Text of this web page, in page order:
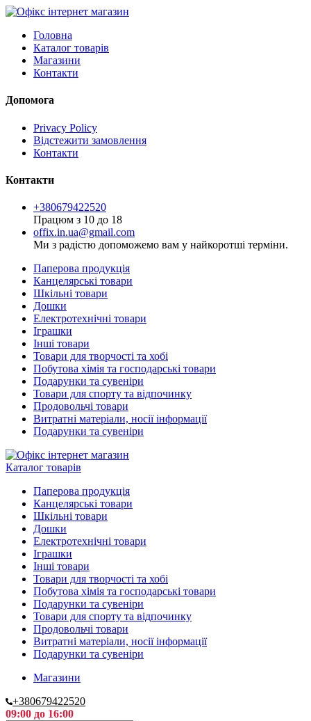
Головна
Каталог товарів
Магазини
Контакти
Допомога
Privacy Policy
Відстежити замовлення
Контакти
Контакти
+380679422520
Працюм з 10 до 18
offix.in.ua@gmail.com
Ми з радістю допоможемо вам у найкоротші терміни.
Паперова продукція
Канцелярські товари
Шкільні товари
Дошки
Електротехнічні товари
Іграшки
Інші товари
Товари для творчості та хобі
Побутова хімія та господарські товари
Подарунки та сувеніри
Товари для спорту та відпочинку
Продовольчі товари
Витратні матеріали, носії інформації
Подарунки та сувеніри
Каталог товарів
Паперова продукція
Канцелярські товари
Шкільні товари
Дошки
Електротехнічні товари
Іграшки
Інші товари
Товари для творчості та хобі
Побутова хімія та господарські товари
Подарунки та сувеніри
Товари для спорту та відпочинку
Продовольчі товари
Витратні матеріали, носії інформації
Подарунки та сувеніри
Магазини
+380679422520
09:00 до 16:00